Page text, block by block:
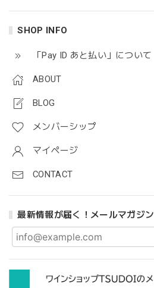
SHOP INFO
「Pay ID あと払い」について
ABOUT
BLOG
メンバーシップ
マイページ
CONTACT
最新情報が届く！メールマガジン